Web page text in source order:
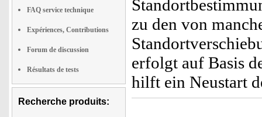
FAQ service technique
Expériences, Contributions
Forum de discussion
Résultats de tests
Recherche produits:
zu den von
erfolgt auf Basis
hilft ein Neustart